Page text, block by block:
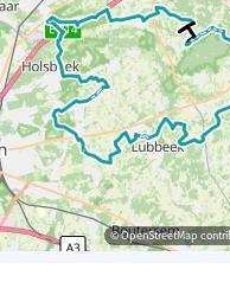
© OpenStreetMap